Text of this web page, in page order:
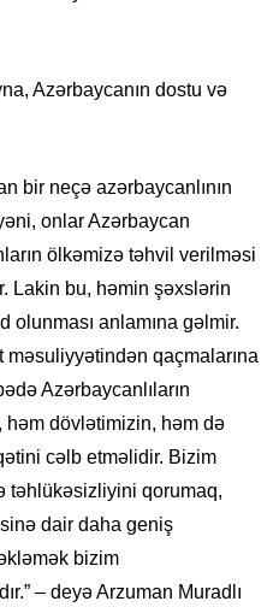
Azərbaycanın dostu və
bir neçə azərbaycanlının
onlar Azərbaycan
ölkəmizə təhvil verilməsi
Lakin bu, həmin şəxslərin
anlamına gəlmir.
məsuliyyətindən qaçmalarına
Azərbaycanlıların
dövlətimizin, həm də
cəlb etməlidir. Bizim
təhlükəsizliyini qorumaq,
dair daha geniş
bizim
– deyə Arzuman Muradlı